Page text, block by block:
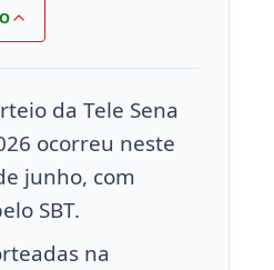
da Tele Sena
ocorreu neste
junho, com
SBT.
na